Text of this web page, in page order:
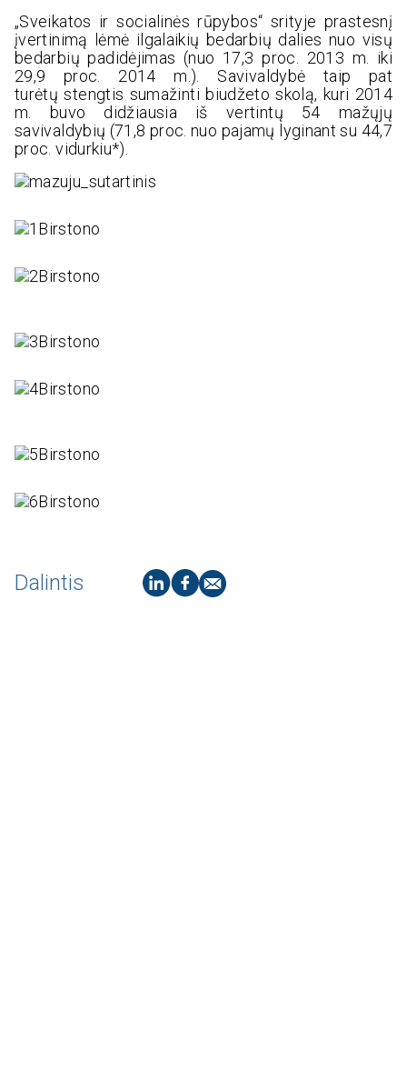
„Sveikatos ir socialinės rūpybos“ srityje prastesnį
įvertinimą lėmė ilgalaikių bedarbių dalies nuo visų
bedarbių padidėjimas (nuo 17,3 proc. 2013 m. iki
29,9 proc. 2014 m.). Savivaldybė taip pat
turėtų stengtis sumažinti biudžeto skolą, kuri 2014
m. buvo didžiausia iš vertintų 54 mažųjų
savivaldybių (71,8 proc. nuo pajamų lyginant su 44,7
proc. vidurkiu*).
Dalintis